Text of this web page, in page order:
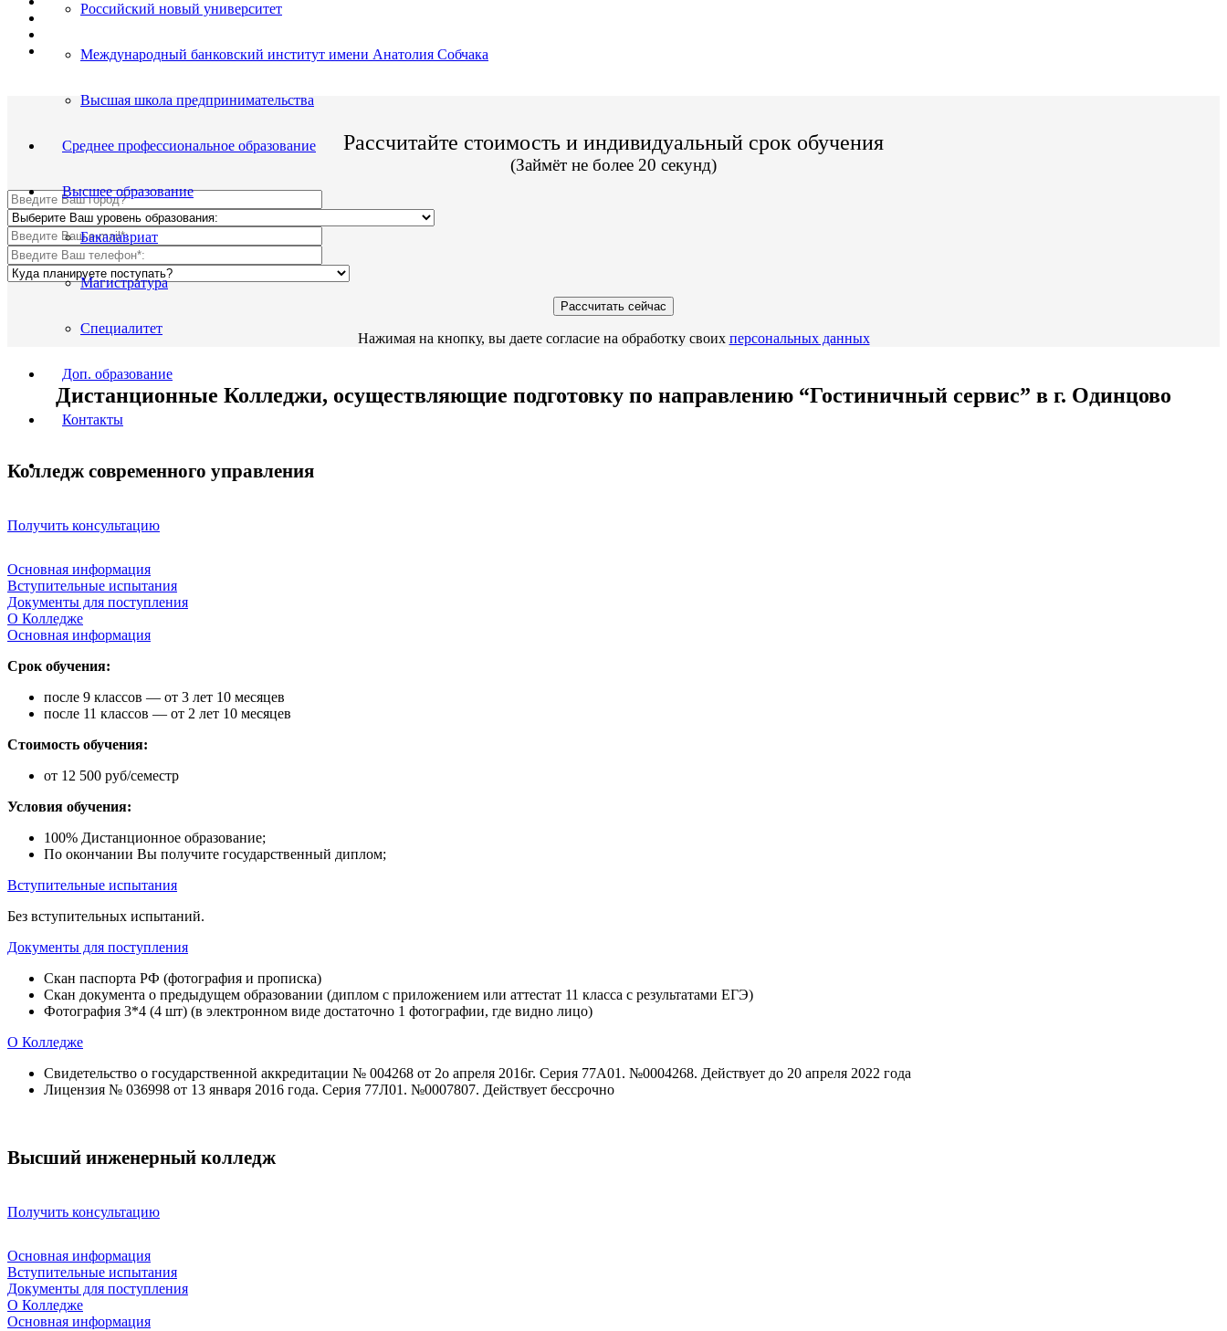
Российский новый университет
Международный банковский институт имени Анатолия Собчака
Высшая школа предпринимательства
Среднее профессиональное образование
Высшее образование
Бакалавриат
Магистратура
Специалитет
Доп. образование
Контакты
Цена от 12 500р./семестр обучения;
По окончании Вы получите диплом Гос. образца.
Рассчитайте стоимость и индивидуальный срок обучения
(Займёт не более 20 секунд)
Нажимая на кнопку, вы даете согласие на обработку своих персональных данных
Дистанционные Колледжи, осуществляющие подготовку по направлению “Гостиничный сервис” в г. Одинцово
Колледж современного управления
Получить консультацию
Основная информация
Вступительные испытания
Документы для поступления
О Колледже
Основная информация
Срок обучения:
после 9 классов — от 3 лет 10 месяцев
после 11 классов — от 2 лет 10 месяцев
Стоимость обучения:
от 12 500 руб/семестр
Условия обучения:
100% Дистанционное образование;
По окончании Вы получите государственный диплом;
Вступительные испытания
Без вступительных испытаний.
Документы для поступления
Скан паспорта РФ (фотография и прописка)
Скан документа о предыдущем образовании (диплом с приложением или аттестат 11 класса с результатами ЕГЭ)
Фотография 3*4 (4 шт) (в электронном виде достаточно 1 фотографии, где видно лицо)
О Колледже
Свидетельство о государственной аккредитации № 004268 от 2о апреля 2016г. Серия 77А01. №0004268. Действует до 20 апреля 2022 года
Лицензия № 036998 от 13 января 2016 года. Серия 77Л01. №0007807. Действует бессрочно
Высший инженерный колледж
Получить консультацию
Основная информация
Вступительные испытания
Документы для поступления
О Колледже
Основная информация